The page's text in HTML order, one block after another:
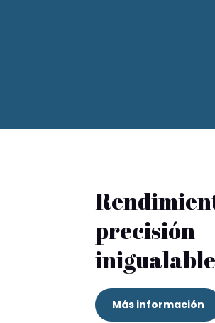
precisión
Más información